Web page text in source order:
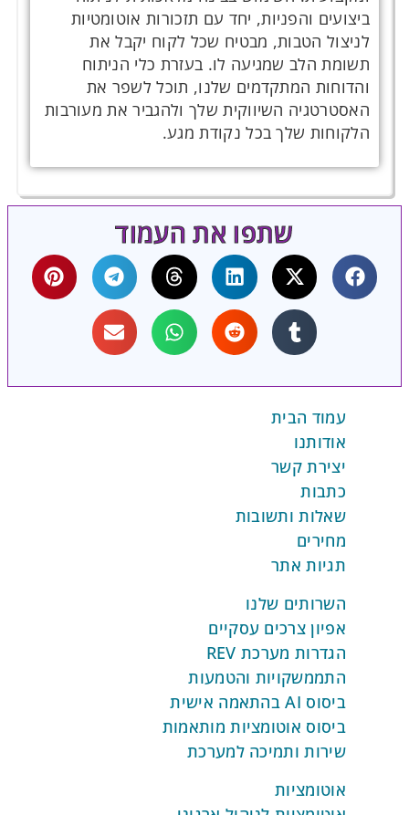
ביצועים והפניות, יחד עם תזכורות אוטומטיות
לניצול הטבות, מבטיח שכל לקוח יקבל את
תשומת הלב שמגיעה לו. בעזרת כלי הניתוח
והדוחות המתקדמים שלנו, תוכל לשפר את
האסטרטגיה השיווקית שלך ולהגביר את מעורבות
הלקוחות שלך בכל נקודת מגע.
שתפו את העמוד
עמוד הבית
אודותנו
יצירת קשר
כתבות
שאלות ותשובות
מחירים
תגיות אתר
השרותים שלנו
אפיון צרכים עסקיים
הגדרות מערכת REV
התממשקויות והטמעות
ביסוס AI בהתאמה אישית
ביסוס אוטומציות מותאמות
שירות ותמיכה למערכת
אוטומציות